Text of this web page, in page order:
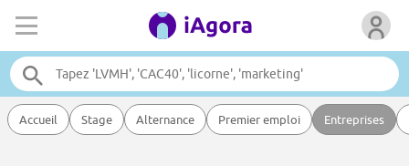
Accueil Stage Alternance Premier emploi Entreprises